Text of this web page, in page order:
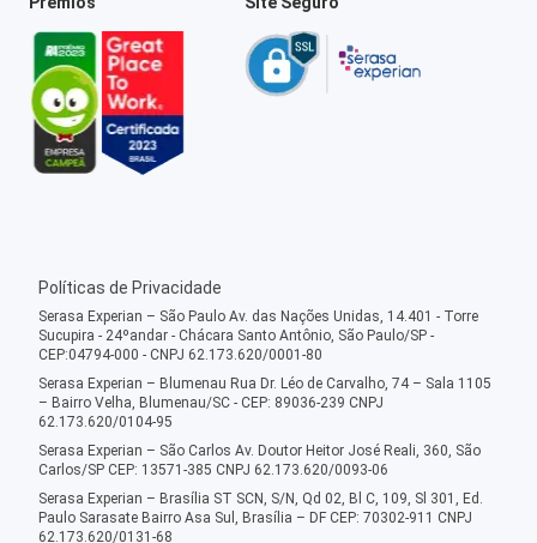
Políticas de Privacidade
Serasa Experian – São Paulo Av. das Nações Unidas, 14.401 - Torre
Sucupira - 24ºandar - Chácara Santo Antônio, São Paulo/SP -
CEP:04794-000 - CNPJ 62.173.620/0001-80
Serasa Experian – Blumenau Rua Dr. Léo de Carvalho, 74 – Sala 1105
– Bairro Velha, Blumenau/SC - CEP: 89036-239 CNPJ
62.173.620/0104-95
Serasa Experian – São Carlos Av. Doutor Heitor José Reali, 360, São
Carlos/SP CEP: 13571-385 CNPJ 62.173.620/0093-06
Serasa Experian – Brasília ST SCN, S/N, Qd 02, Bl C, 109, Sl 301, Ed.
Paulo Sarasate Bairro Asa Sul, Brasília – DF CEP: 70302-911 CNPJ
62.173.620/0131-68